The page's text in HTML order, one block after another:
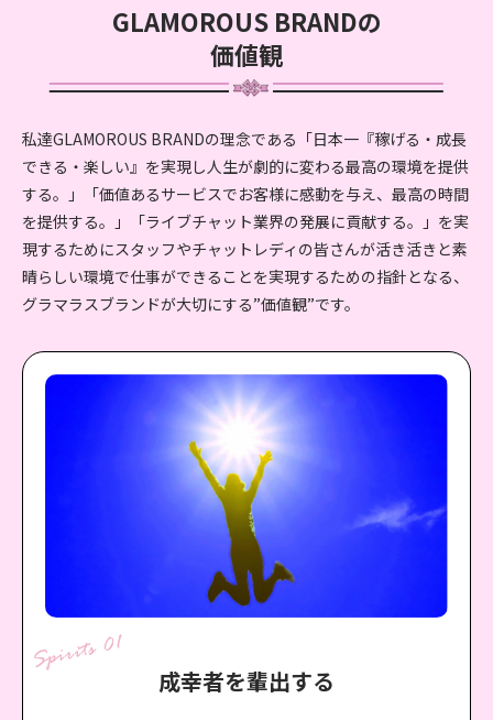
GLAMOROUS BRANDの
価値観
私達GLAMOROUS BRANDの理念である 「日本一『稼げる・成長
できる・楽しい』を実現し人生が劇的に変わる最高の環境を提供
する。」
「価値あるサービスでお客様に感動を与え、最高の時間
を提供する。」「ライブチャット業界の発展に貢献する。」 を実
現するためにスタッフやチャットレディの皆さんが活き活きと素
晴らしい環境で仕事ができることを実現するための指針となる、
グラマラスブランドが大切にする”価値観”です。
成幸者を輩出する